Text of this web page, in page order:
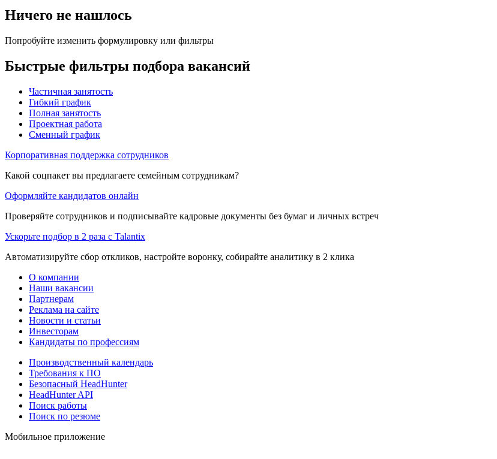
Ничего не нашлось
Попробуйте изменить формулировку или фильтры
Быстрые фильтры подбора вакансий
Частичная занятость
Гибкий график
Полная занятость
Проектная работа
Сменный график
Корпоративная поддержка сотрудников
Какой соцпакет вы предлагаете семейным сотрудникам?
Оформляйте кандидатов онлайн
Проверяйте сотрудников и подписывайте кадровые документы без бумаг и личных встреч
Ускорьте подбор в 2 раза с Talantix
Автоматизируйте сбор откликов, настройте воронку, собирайте аналитику в 2 клика
О компании
Наши вакансии
Партнерам
Реклама на сайте
Новости и статьи
Инвесторам
Кандидаты по профессиям
Производственный календарь
Требования к ПО
Безопасный HeadHunter
HeadHunter API
Поиск работы
Поиск по резюме
Мобильное приложение